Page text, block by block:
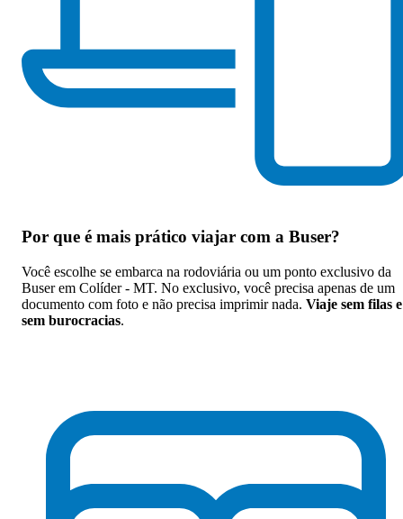
Por que é mais prático viajar com a Buser?
Você escolhe se embarca na rodoviária ou um ponto exclusivo da
Buser em Colíder - MT. No exclusivo, você precisa apenas de um
documento com foto e não precisa imprimir nada. Viaje sem filas e
sem burocracias.